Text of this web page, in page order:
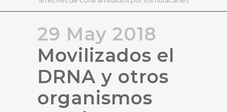
29 May 2018
Movilizados el
DRNA y otros
organismos